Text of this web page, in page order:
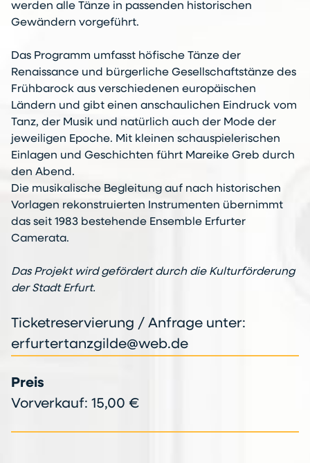
werden alle Tänze in passenden historischen
Gewändern vorgeführt.
Das Programm umfasst höfische Tänze der
Renaissance und bürgerliche Gesellschaftstänze des
Frühbarock aus verschiedenen europäischen
Ländern und gibt einen anschaulichen Eindruck vom
Tanz, der Musik und natürlich auch der Mode der
jeweiligen Epoche. Mit kleinen schauspielerischen
Einlagen und Geschichten führt Mareike Greb durch
den Abend.
Die musikalische Begleitung auf nach historischen
Vorlagen rekonstruierten Instrumenten übernimmt
das seit 1983 bestehende Ensemble Erfurter
Camerata.
Das Projekt wird gefördert durch die Kulturförderung
der Stadt Erfurt.
Ticketreservierung / Anfrage unter:
erfurtertanzgilde@web.de
Preis
Vorverkauf: 15,00 €